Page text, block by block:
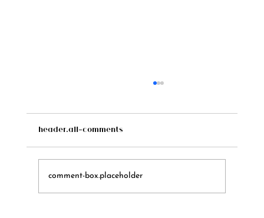
Te presentamos a Sarah Yates
header.all-comments
comment-box.placeholder